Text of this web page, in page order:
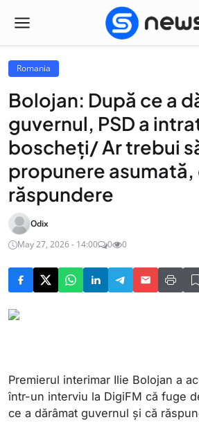
Romania
Bolojan: După ce a
guvernul, PSD a
boscheți/ Ar trebui
propunere asumată,
răspundere
Odix
May 27, 2026 - 14:00
0 0
Premierul interimar Ilie Bolojan a
într-un interviu la DigiFM că fuge
ce a dărâmat guvernul și că